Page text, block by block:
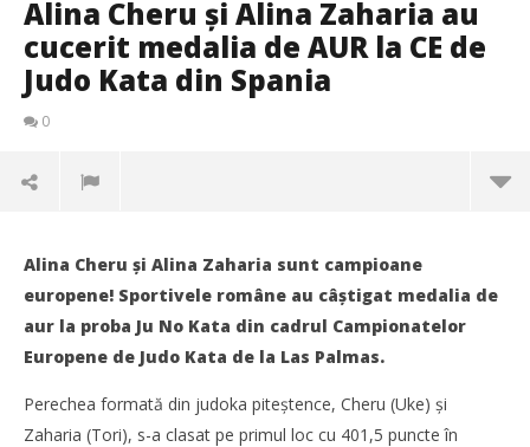
Alina Cheru şi Alina Zaharia au
cucerit medalia de AUR la CE de
Judo Kata din Spania
0
Alina Cheru şi Alina Zaharia sunt campioane
europene! Sportivele române au câştigat medalia de
aur la proba Ju No Kata din cadrul Campionatelor
Europene de Judo Kata de la Las Palmas.
Perechea formată din judoka piteştence, Cheru (Uke) şi
Zaharia (Tori), s-a clasat pe primul loc cu 401,5 puncte în